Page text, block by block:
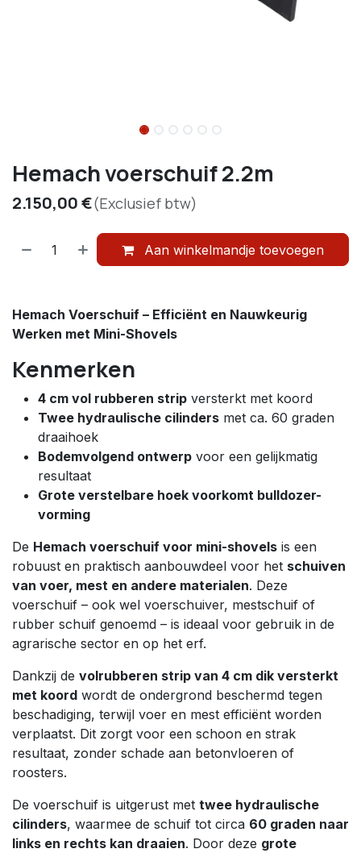
Hemach voerschuif 2.2m
2.150,00€(Exclusief btw)
Aan winkelmandje toevoegen
Hemach Voerschuif – Efficiënt en Nauwkeurig
Werken met Mini-Shovels
Kenmerken
4 cm vol rubberen strip versterkt met koord
Twee hydraulische cilinders met ca. 60 graden
draaihoek
Bodemvolgend ontwerp voor een gelijkmatig
resultaat
Grote verstelbare hoek voorkomt bulldozer-
vorming
De Hemach voerschuif voor mini-shovels is een
robuust en praktisch aanbouwdeel voor het schuiven
van voer, mest en andere materialen. Deze
voerschuif – ook wel voerschuiver, mestschuif of
rubber schuif genoemd – is ideaal voor gebruik in de
agrarische sector en op het erf.
Dankzij de volrubberen strip van 4 cm dik versterkt
met koord wordt de ondergrond beschermd tegen
beschadiging, terwijl voer en mest efficiënt worden
verplaatst. Dit zorgt voor een schoon en strak
resultaat, zonder schade aan betonvloeren of
roosters.
De voerschuif is uitgerust met twee hydraulische
cilinders, waarmee de schuif tot circa 60 graden naar
links en rechts kan draaien. Door deze grote